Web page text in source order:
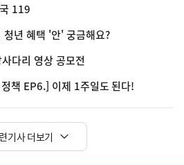
119
년 혜택 '안' 궁금해요?
다리 영상 공모전
책 EP6.] 이제 1주일도 된다!
기사 더보기